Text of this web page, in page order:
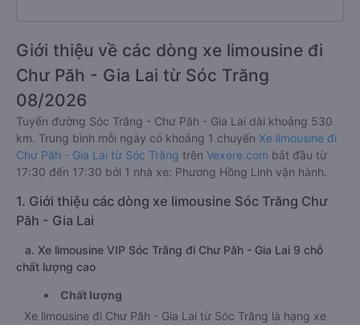
Giới thiệu về các dòng xe limousine đi
Chư Păh - Gia Lai từ Sóc Trăng
08/2026
Tuyến đường Sóc Trăng - Chư Păh - Gia Lai dài khoảng 530
km. Trung bình mỗi ngày có khoảng 1 chuyến Xe limousine đi
Chư Păh - Gia Lai từ Sóc Trăng trên Vexere.com bắt đầu từ
17:30 đến 17:30 bởi 1 nhà xe: Phương Hồng Linh vận hành.
1. Giới thiệu các dòng xe limousine Sóc Trăng Chư
Păh - Gia Lai
a. Xe limousine VIP Sóc Trăng đi Chư Păh - Gia Lai 9 chỗ
chất lượng cao
Chất lượng
Xe limousine đi Chư Păh - Gia Lai từ Sóc Trăng là hạng xe